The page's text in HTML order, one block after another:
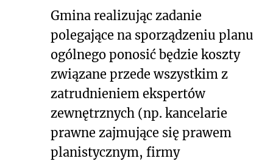
Gmina realizując zadanie
polegające na sporządzeniu planu
ogólnego ponosić będzie koszty
związane przede wszystkim z
zatrudnieniem ekspertów
zewnętrznych (np. kancelarie
prawne zajmujące się prawem
planistycznym, firmy